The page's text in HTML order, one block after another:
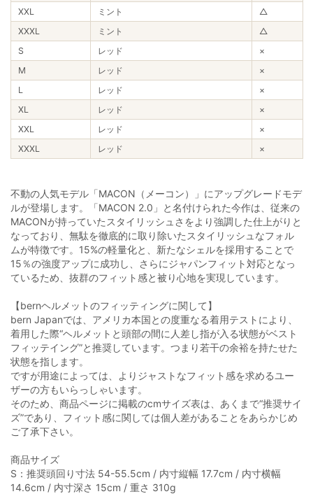
XXL
ミント
△
XXXL
ミント
△
S
レッド
×
M
レッド
×
L
レッド
×
XL
レッド
×
XXL
レッド
×
XXXL
レッド ×
不動の人気モデル「MACON（メーコン）」にアップグレードモデ
ルが登場します。「MACON 2.0」と名付けられた今作は、従来の
MACONが持っていたスタイリッシュさをより強調した仕上がりと
なっており、無駄を徹底的に取り除いたスタイリッシュなフォル
ムが特徴です。15%の軽量化と、新たなシェルを採用することで
15％の強度アップに成功し、さらにジャパンフィット対応となっ
ているため、抜群のフィット感と被り心地を実現しています。
【bernヘルメットのフィッティングに関して】
bern Japanでは、アメリカ本国との度重なる着用テストにより、
着用した際“ヘルメットと頭部の間に人差し指が入る状態がベスト
フィッテイング”と推奨しています。つまり若干の余裕を持たせた
状態を指します。
ですが用途によっては、よりジャストなフィット感を求めるユー
ザーの方もいらっしゃいます。
そのため、商品ページに掲載のcmサイズ表は、あくまで“推奨サイ
ズ”であり、フィット感に関しては個人差があることをあらかじめ
ご了承下さい。
商品サイズ
S：推奨頭回り寸法 54-55.5cm / 内寸縦幅 17.7cm / 内寸横幅
14.6cm / 内寸深さ 15cm / 重さ 310g